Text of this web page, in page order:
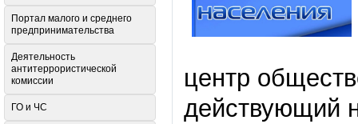
центр
действующий
Портал малого и среднего
предпринимательства
Деятельность
антитеррористической
комиссии
ГО и ЧС